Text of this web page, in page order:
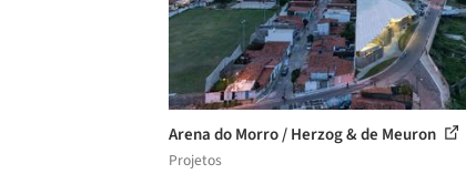
Arena do Morro / Herzog & de Meuron
Projetos